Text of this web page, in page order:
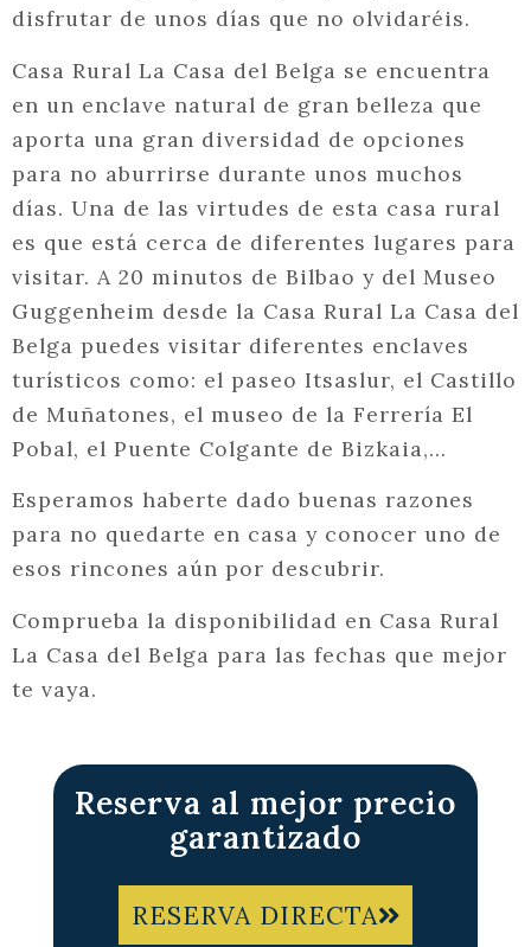
disfrutar de unos días que no olvidaréis.
Casa Rural La Casa del Belga se encuentra
en un enclave natural de gran belleza que
aporta una gran diversidad de opciones
para no aburrirse durante unos muchos
días. Una de las virtudes de esta casa rural
es que está cerca de diferentes lugares para
visitar. A 20 minutos de Bilbao y del Museo
Guggenheim desde la Casa Rural La Casa del
Belga puedes visitar diferentes enclaves
turísticos como: el paseo Itsaslur, el Castillo
de Muñatones, el museo de la Ferrería El
Pobal, el Puente Colgante de Bizkaia,…
Esperamos haberte dado buenas razones
para no quedarte en casa y conocer uno de
esos rincones aún por descubrir.
Comprueba la disponibilidad en Casa Rural
La Casa del Belga para las fechas que mejor
te vaya.
Reserva al mejor precio
garantizado
RESERVA DIRECTA